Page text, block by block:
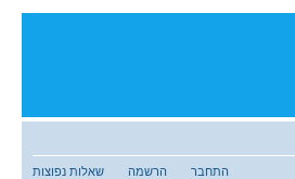
שאלות נפוצות הרשמה התחבר